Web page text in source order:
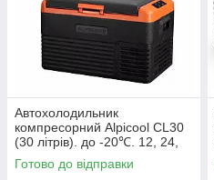
Автохолодильник
компресорний Alpicool CL30
(30 літрів). до -20℃. 12, 24,
220В
Готово до відправки